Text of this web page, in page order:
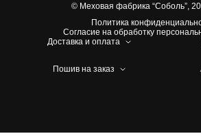
© Меховая фабрика “Соболь”,
Политика
Согласие на обработку
Доставка и оплата
Пошив на заказ